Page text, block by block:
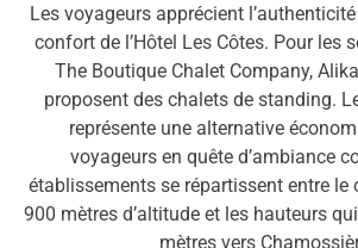
Les voyageurs apprécient
confort de l’Hôtel Les Côtes. Pour les
The Boutique Chalet Company,
proposent des chalets de standing.
représente une alternative
voyageurs en quête d’ambiance
établissements se répartissent entre le
900 mètres d’altitude et les hauteurs
mètres vers